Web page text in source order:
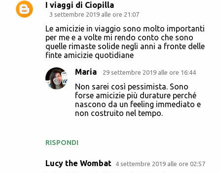
I viaggi di Ciopilla
3 settembre 2019 alle ore 21:07
Le amicizie in viaggio sono molto importanti
per me e a volte mi rendo conto che sono
quelle rimaste solide negli anni a fronte delle
finte amicizie quotidiane
RISPONDI
Maria 29 settembre 2019 alle ore 16:44
Non sarei così pessimista. Sono
forse amicizie più durature perché
nascono da un feeling immediato e
non costruito nel tempo.
Lucy the Wombat 4 settembre 2019 alle ore 02:57